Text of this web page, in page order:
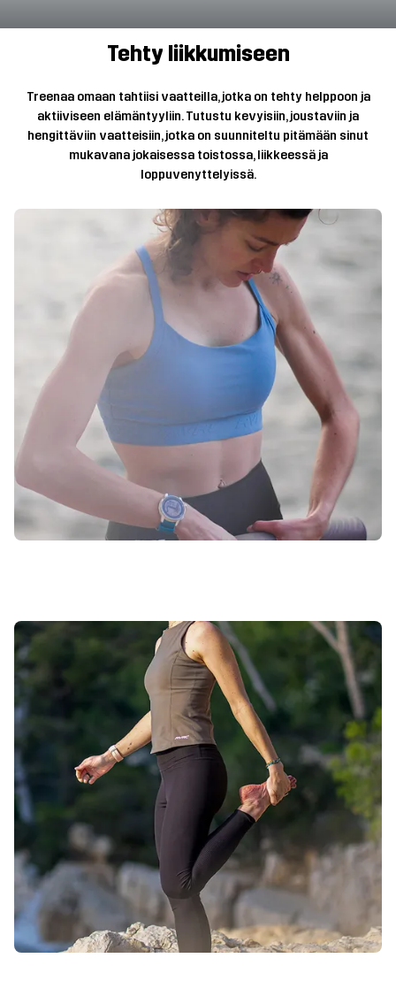
Tehty liikkumiseen
Treenaa omaan tahtiisi vaatteilla, jotka on tehty helppoon ja
aktiiviseen elämäntyyliin. Tutustu kevyisiin, joustaviin ja
hengittäviin vaatteisiin, jotka on suunniteltu pitämään sinut
mukavana jokaisessa toistossa, liikkeessä ja
loppuvenyttelyissä.